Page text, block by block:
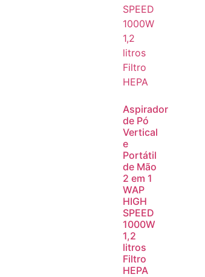
Aspirador
de Pó
Vertical
e
Portátil
de Mão
2 em 1
WAP
HIGH
SPEED
1000W
1,2
litros
Filtro
HEPA